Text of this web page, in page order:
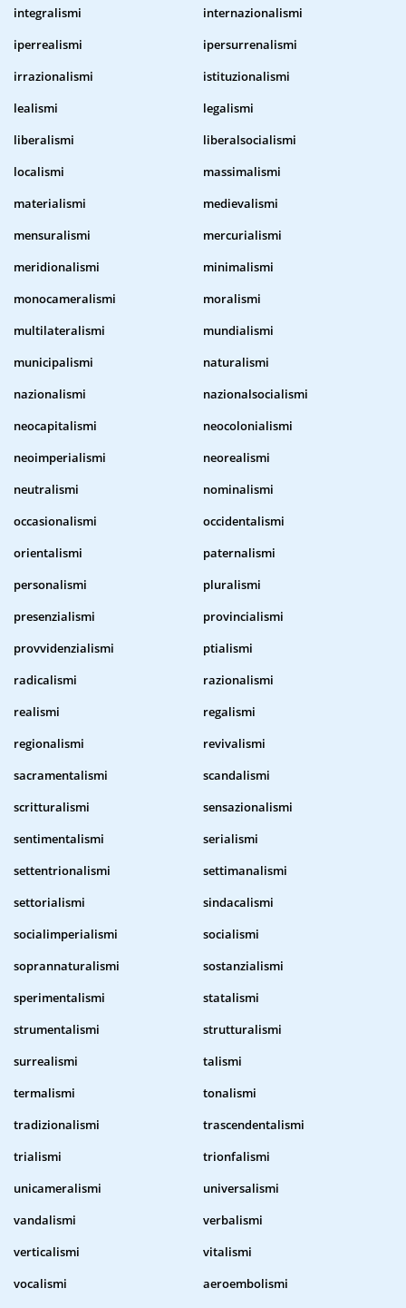
integralismi
internazionalismi
iperrealismi
ipersurrenalismi
irrazionalismi
istituzionalismi
lealismi
legalismi
liberalismi
liberalsocialismi
localismi
massimalismi
materialismi
medievalismi
mensuralismi
mercurialismi
meridionalismi
minimalismi
monocameralismi
moralismi
multilateralismi
mundialismi
municipalismi
naturalismi
nazionalismi
nazionalsocialismi
neocapitalismi
neocolonialismi
neoimperialismi
neorealismi
neutralismi
nominalismi
occasionalismi
occidentalismi
orientalismi
paternalismi
personalismi
pluralismi
presenzialismi
provincialismi
provvidenzialismi
ptialismi
radicalismi
razionalismi
realismi
regalismi
regionalismi
revivalismi
sacramentalismi
scandalismi
scritturalismi
sensazionalismi
sentimentalismi
serialismi
settentrionalismi
settimanalismi
settorialismi
sindacalismi
socialimperialismi
socialismi
soprannaturalismi
sostanzialismi
sperimentalismi
statalismi
strumentalismi
strutturalismi
surrealismi
talismi
termalismi
tonalismi
tradizionalismi
trascendentalismi
trialismi
trionfalismi
unicameralismi
universalismi
vandalismi
verbalismi
verticalismi
vitalismi
vocalismi
aeroembolismi